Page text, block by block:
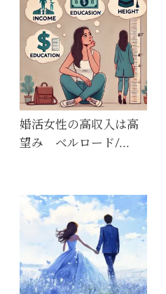
婚活女性の高収入は高
望み ベルロード/…